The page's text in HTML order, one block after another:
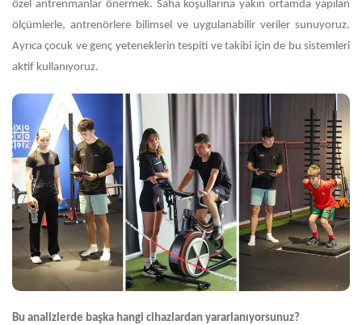
özel antrenmanlar önermek. Saha koşullarına yakın ortamda yapılan
ölçümlerle, antrenörlere bilimsel ve uygulanabilir veriler sunuyoruz.
Ayrıca çocuk ve genç yeteneklerin tespiti ve takibi için de bu sistemleri
aktif kullanıyoruz.
Bu analizlerde başka hangi cihazlardan yararlanıyorsunuz?